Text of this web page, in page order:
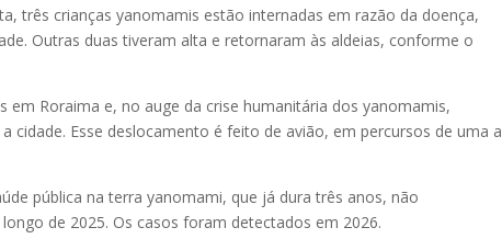
três crianças yanomamis estão internadas em razão da doença,
Outras duas tiveram alta e retornaram às aldeias, conforme o
em Roraima e, no auge da crise humanitária dos yanomamis,
cidade. Esse deslocamento é feito de avião, em percursos de uma a
pública na terra yanomami, que já dura três anos, não
de 2025. Os casos foram detectados em 2026.